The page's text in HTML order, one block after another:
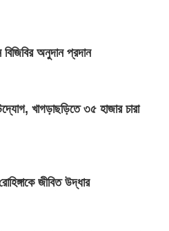
বিজিবির অনুদান প্রদান
খাগড়াছড়িতে ৩৫ হাজার চারা
জীবিত উদ্ধার